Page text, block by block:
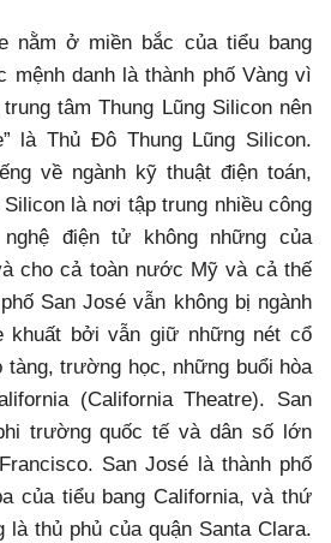
nằm ở miền bắc của tiểu bang
mệnh danh là thành phố Vàng vì
tâm Thung Lũng Silicon nên
là Thủ Đô Thung Lũng Silicon.
về ngành kỹ thuật điện toán,
là nơi tập trung nhiều công
điện tử không những của
cho cả toàn nước Mỹ và cả thế
San José vẫn không bị ngành
khuất bởi vẫn giữ những nét cổ
tàng, trường học, những buổi hòa
(California Theatre). San
trường quốc tế và dân số lớn
San José là thành phố
của tiểu bang California, và thứ
là thủ phủ của quận Santa Clara.